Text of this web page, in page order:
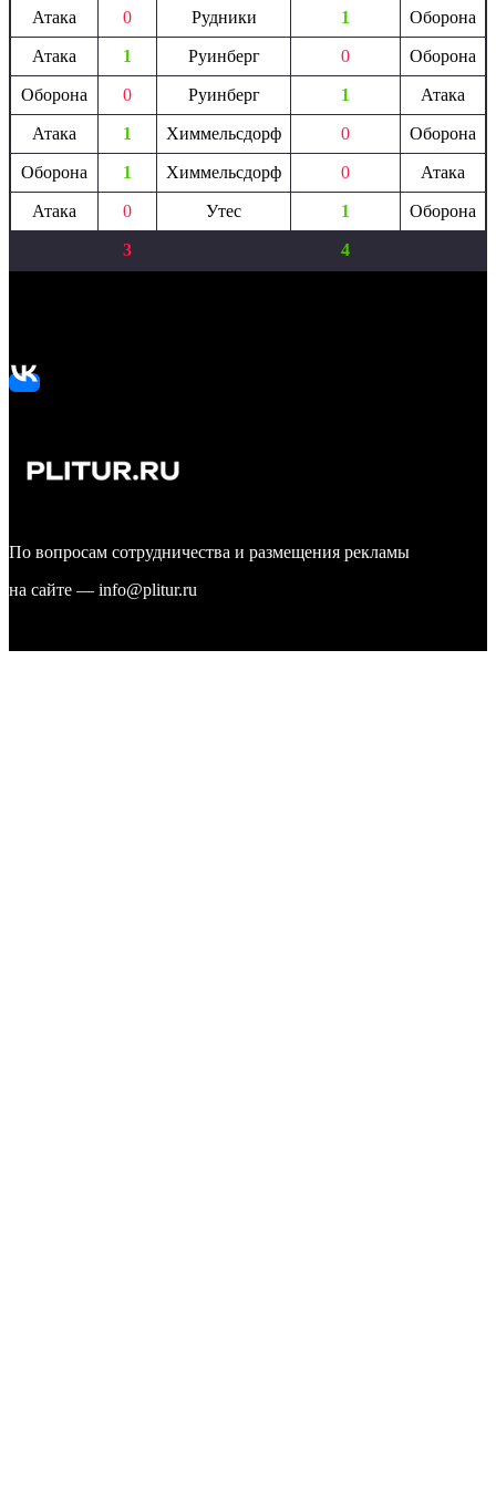
Атака 0 Рудники 1 Оборона
Атака 1 Руинберг 0 Оборона
Оборона 0 Руинберг 1 Атака
Атака 1 Химмельсдорф 0 Оборона
Оборона 1 Химмельсдорф 0 Атака
Атака 0 Утес 1 Оборона
3 4
По вопросам сотрудничества и размещения рекламы
на сайте — info@plitur.ru